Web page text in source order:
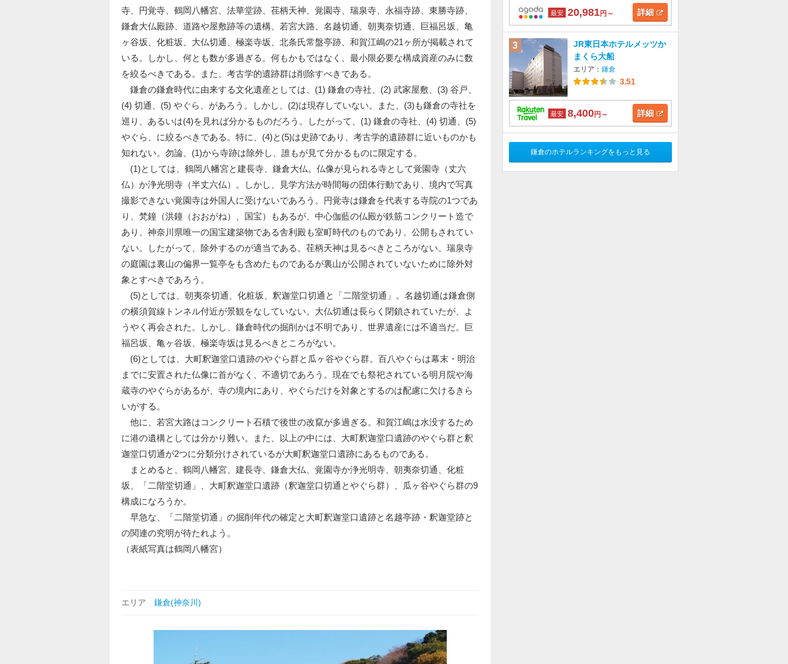
寺、円覚寺、鶴岡八幡宮、法華堂跡、荏柄天神、覚園寺、瑞泉寺、永福寺跡、東勝寺跡、
鎌倉大仏殿跡、道路や屋敷跡等の遺構、若宮大路、名越切通、朝夷奈切通、巨福呂坂、亀
ヶ谷坂、化粧坂、大仏切通、極楽寺坂、北条氏常盤亭跡、和賀江嶋の21ヶ所が掲載されて
いる。しかし、何とも数が多過ぎる。何もかもではなく、最小限必要な構成資産のみに数
を絞るべきである。また、考古学的遺跡群は削除すべきである。
鎌倉の鎌倉時代に由来する文化遺産としては、(1) 鎌倉の寺社、(2) 武家屋敷、(3) 谷戸、
(4) 切通、(5) やぐら、があろう。しかし、(2)は現存していない。また、(3)も鎌倉の寺社を
巡り、あるいは(4)を見れば分かるものだろう。したがって、(1) 鎌倉の寺社、(4) 切通、(5)
やぐら、に絞るべきである。特に、(4)と(5)は史跡であり、考古学的遺跡群に近いものかも
知れない。勿論、(1)から寺跡は除外し、誰もが見て分かるものに限定する。
(1)としては、鶴岡八幡宮と建長寺、鎌倉大仏。仏像が見られる寺として覚園寺（丈六
仏）か浄光明寺（半丈六仏）。しかし、見学方法が時間毎の団体行動であり、境内で写真
撮影できない覚園寺は外国人に受けないであろう。円覚寺は鎌倉を代表する寺院の1つであ
り、梵鐘（洪鐘（おおがね）、国宝）もあるが、中心伽藍の仏殿が鉄筋コンクリート造で
あり、神奈川県唯一の国宝建築物である舎利殿も室町時代のものであり、公開もされてい
ない。したがって、除外するのが適当である。荏柄天神は見るべきところがない。瑞泉寺
の庭園は裏山の偏界一覧亭をも含めたものであるが裏山が公開されていないために除外対
象とすべきであろう。
(5)としては、朝夷奈切通、化粧坂、釈迦堂口切通と「二階堂切通」。名越切通は鎌倉側
の横須賀線トンネル付近が景観をなしていない。大仏切通は長らく閉鎖されていたが、よ
うやく再会された。しかし、鎌倉時代の掘削かは不明であり、世界遺産には不適当だ。巨
福呂坂、亀ヶ谷坂、極楽寺坂は見るべきところがない。
(6)としては、大町釈迦堂口遺跡のやぐら群と瓜ヶ谷やぐら群。百八やぐらは幕末・明治
までに安置された仏像に首がなく、不適切であろう。現在でも祭祀されている明月院や海
蔵寺のやぐらがあるが、寺の境内にあり、やぐらだけを対象とするのは配慮に欠けるきら
いがする。
他に、若宮大路はコンクリート石積で後世の改竄が多過ぎる。和賀江嶋は水没するため
に港の遺構としては分かり難い。また、以上の中には、大町釈迦堂口遺跡のやぐら群と釈
迦堂口切通が2つに分類分けされているが大町釈迦堂口遺跡にあるものである。
まとめると、鶴岡八幡宮、建長寺、鎌倉大仏、覚園寺か浄光明寺、朝夷奈切通、化粧
坂、「二階堂切通」、大町釈迦堂口遺跡（釈迦堂口切通とやぐら群）、瓜ヶ谷やぐら群の9
構成になろうか。
早急な、「二階堂切通」の掘削年代の確定と大町釈迦堂口遺跡と名越亭跡・釈迦堂跡と
の関連の究明が待たれよう。
（表紙写真は鶴岡八幡宮）
エリア 鎌倉(神奈川)
最安 20,981円～ 詳細
3
JR東日本ホテルメッツか
まくら大船
エリア： 鎌倉
3.51
最安 8,400円～ 詳細
鎌倉のホテルランキングをもっと見る